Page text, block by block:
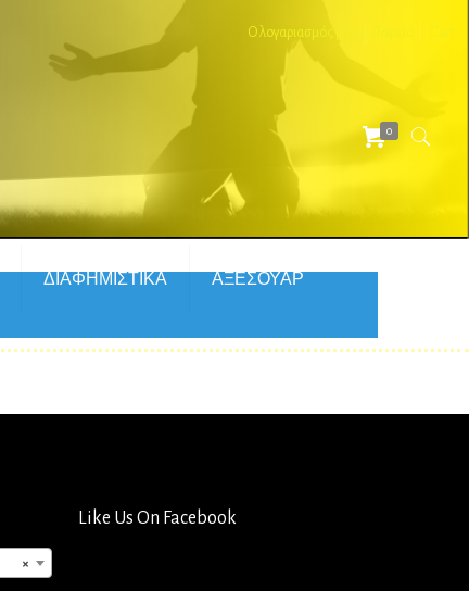
Ο λογαριασμός μου
ΔΙΑΦΗΜΙΣΤΙΚΑ ΑΞΕΣΟΥΑΡ
0
×
Like Us On Facebook